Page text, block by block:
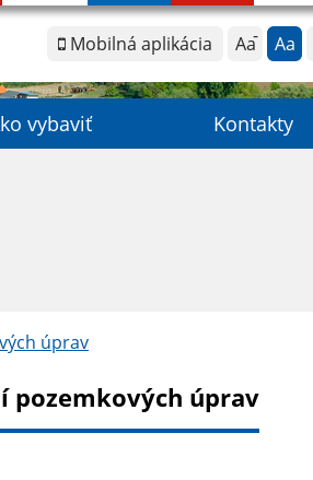
Mobilná aplikácia Aa Aa
vybaviť Kontakty
úprav
pozemkových úprav